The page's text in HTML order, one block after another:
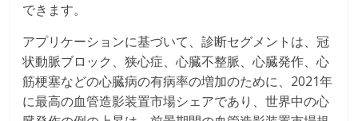
できます。
アプリケーションに基づいて、診断セグメントは、冠
状動脈ブロック、狭心症、心臓不整脈、心臓発作、心
筋梗塞などの心臓病の有病率の増加のために、2021年
に最高の血管造影装置市場シェアであり、世界中の心